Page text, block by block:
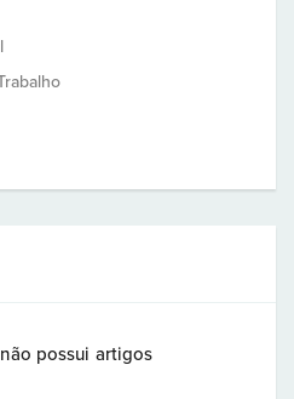
possui artigos